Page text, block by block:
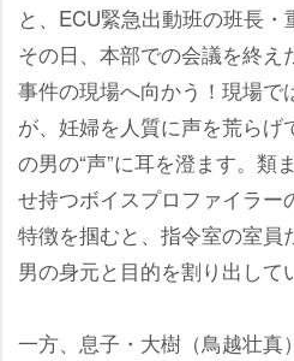
と、ECU緊急出動班の班長
その日、本部での会議を終え
事件の現場へ向かう！現場で
が、妊婦を人質に声を荒ら
の男の“声”に耳を澄ます。類
せ持つボイスプロファイラー
特徴を掴むと、指令室の室員
男の身元と目的を割り出して
一方、息子・大樹（鳥越壮真